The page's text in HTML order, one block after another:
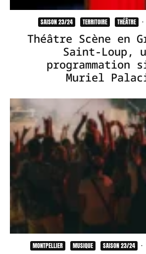
SAISON 23/24 TERRITOIRE THÉÂTRE ·
Théâtre Scène en
Saint-Loup,
programmation
Muriel
MONTPELLIER MUSIQUE SAISON 23/24 ·